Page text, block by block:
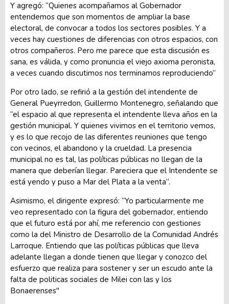
Y agregó: “Quienes acompañamos al Gobernador
entendemos que son momentos de ampliar la base
electoral, de convocar a todos los sectores posibles. Y a
veces hay cuestiones de diferencias con otros espacios, con
otros compañeros. Pero me parece que esta discusión es
sana, es válida, y como pronuncia el viejo axioma peronista,
a veces cuando discutimos nos terminamos reproduciendo”
Por otro lado, se refirió a la gestión del intendente de
General Pueyrredon, Guillermo Montenegro, señalando que
“el espacio al que representa el intendente lleva años en la
gestión municipal. Y quienes vivimos en el territorio vemos,
y es lo que recojo de las diferentes reuniones que tengo
con vecinos, el abandono y la crueldad. La presencia
municipal no es tal, las políticas públicas no llegan de la
manera que deberían llegar. Pareciera que el Intendente se
está yendo y puso a Mar del Plata a la venta”.
Asimismo, el dirigente expresó: “Yo particularmente me
veo representado con la figura del gobernador, entiendo
que el futuro está por ahí, me referencio con gestiones
como la del Ministro de Desarrollo de la Comunidad Andrés
Larroque. Entiendo que las políticas públicas que lleva
adelante llegan a donde tienen que llegar y conozco del
esfuerzo que realiza para sostener y ser un escudo ante la
falta de politicas sociales de Milei con las y los
Bonaerenses"